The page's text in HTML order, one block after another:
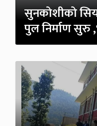
सुनकोशीको
पुल निर्माण सुरु